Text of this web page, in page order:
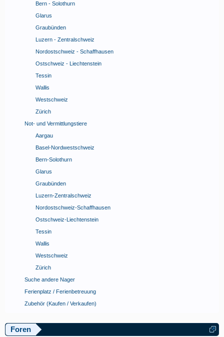
Bern - Solothurn
Glarus
Graubünden
Luzern - Zentralschweiz
Nordostschweiz - Schaffhausen
Ostschweiz - Liechtenstein
Tessin
Wallis
Westschweiz
Zürich
Not- und Vermittlungstiere
Aargau
Basel-Nordwestschweiz
Bern-Solothurn
Glarus
Graubünden
Luzern-Zentralschweiz
Nordostschweiz-Schaffhausen
Ostschweiz-Liechtenstein
Tessin
Wallis
Westschweiz
Zürich
Suche andere Nager
Ferienplatz / Ferienbetreuung
Zubehör (Kaufen / Verkaufen)
Foren